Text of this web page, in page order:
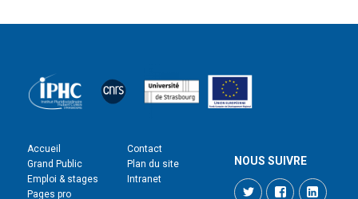
Accueil
Grand Public
Emploi & stages
Pages pro
Contact
Plan du site
Intranet
NOUS SUIVRE
TwitterFacebook